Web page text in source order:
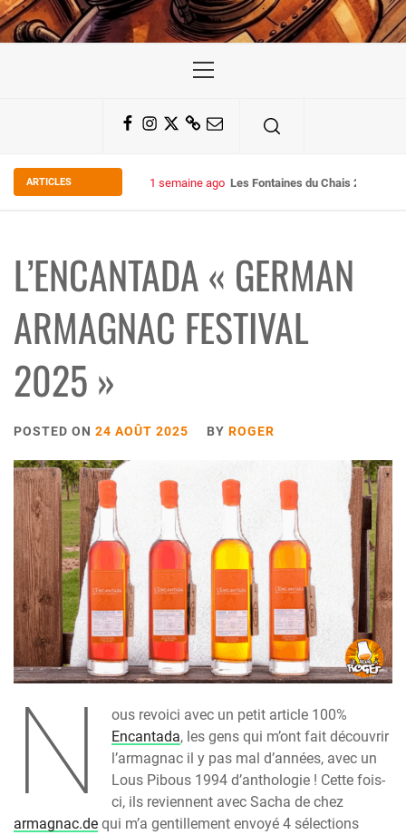
Menu
Facebook
Instagram
TwitterSubstack
Email
ARTICLES 2 semaines ago Some Kind Ov POH !
L’ENCANTADA « GERMAN
ARMAGNAC FESTIVAL
2025 »
POSTED ON 24 AOÛT 2025 BY ROGER
N
ous revoici avec un petit article 100%
Encantada, les gens qui m’ont fait découvrir
l’armagnac il y pas mal d’années, avec un
Lous Pibous 1994 d’anthologie ! Cette fois-
ci, ils reviennent avec Sacha de chez
armagnac.de qui m’a gentillement envoyé 4 sélections